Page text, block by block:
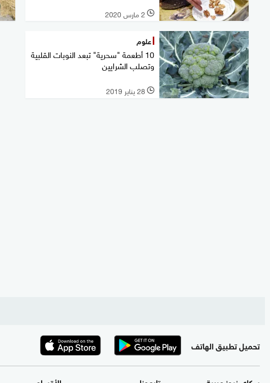
l 2 مارس 2020
علوم
10 أطعمة "سحرية" تبعد النوبات القلبية
وتصلب الشرايين
l 28 يناير 2019
تحميل تطبيق الهاتف